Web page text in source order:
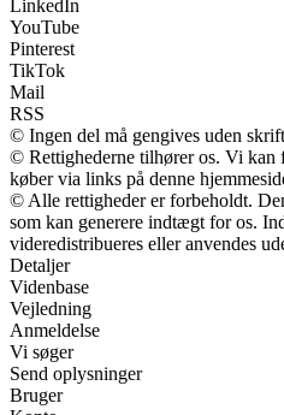
LinkedIn
YouTube
Pinterest
TikTok
Mail
RSS
© Ingen del må gengives uden
© Rettighederne tilhører os. Vi kan
køber via links på denne
© Alle rettigheder er forbeholdt.
som kan generere indtægt for os.
videredistribueres eller anvendes
Detaljer
Videnbase
Vejledning
Anmeldelse
Vi søger
Send oplysninger
Bruger